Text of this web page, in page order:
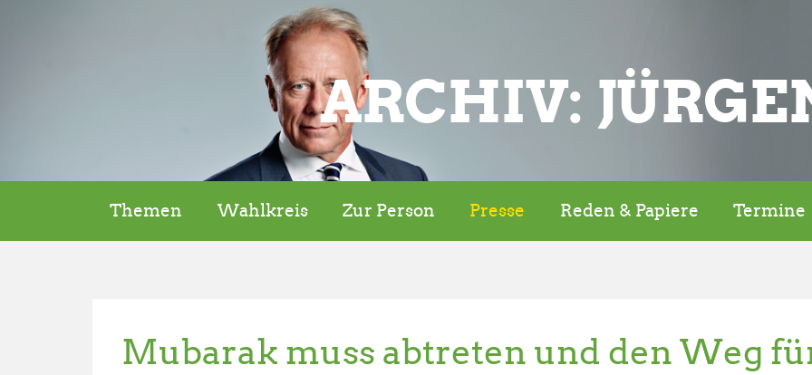
ARCHIV:
Themen Wahlkreis Zur Person Presse Reden & Papiere Termine
Mubarak muss abtreten und den Weg